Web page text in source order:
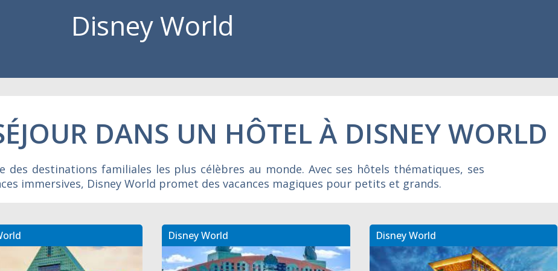
Disney World
DANS UN HÔTEL À DISNEY WORLD
des destinations familiales les plus célèbres au monde. Avec ses hôtels thématiques, ses
immersives, Disney World promet des vacances magiques pour petits et grands.
Disney World Disney World